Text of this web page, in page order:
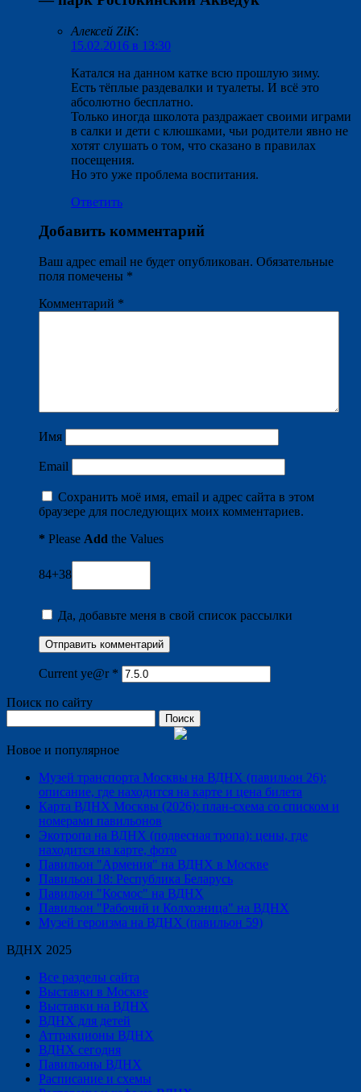
Алексей ZiK:
15.02.2016 в 13:30
Катался на данном катке всю прошлую зиму.
Есть тёплые раздевалки и туалеты. И всё это
абсолютно бесплатно.
Только иногда школота раздражает своими играми
в салки и дети с клюшками, чьи родители явно не
хотят слушать о том, что сказано в правилах
посещения.
Но это уже проблема воспитания.
Ответить
Добавить комментарий
Ваш адрес email не будет опубликован. Обязательные
поля помечены *
Комментарий *
Имя
Email
Сохранить моё имя, email и адрес сайта в этом
браузере для последующих моих комментариев.
* Please Add the Values
84+38
Да, добавьте меня в свой список рассылки
Current ye@r *
Поиск по сайту
Новое и популярное
Музей транспорта Москвы на ВДНХ (павильон 26):
описание, где находится на карте и цена билета
Карта ВДНХ Москвы (2026): план-схема со списком и
номерами павильонов
Экотропа на ВДНХ (подвесная тропа): цены, где
находится на карте, фото
Павильон "Армения" на ВДНХ в Москве
Павильон 18: Республика Беларусь
Павильон "Космос" на ВДНХ
Павильон "Рабочий и Колхозница" на ВДНХ
Музей героизма на ВДНХ (павильон 59)
ВДНХ 2025
Все разделы сайта
Выставки в Москве
Выставки на ВДНХ
ВДНХ для детей
Аттракционы ВДНХ
ВДНХ сегодня
Павильоны ВДНХ
Расписание и схемы